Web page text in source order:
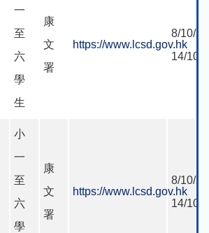
一
至
六
學
生
康
文
署
https://www.lcsd.gov.hk
8/10/
14/10/
小
一
至
六
學
康
文
署
https://www.lcsd.gov.hk
8/10/
14/10/